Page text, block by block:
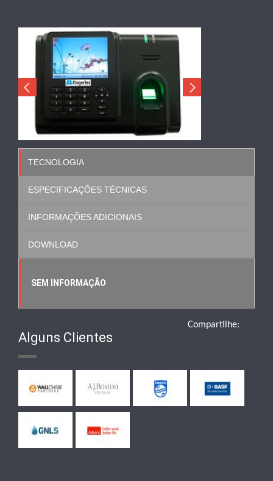
TECNOLOGIA
ESPECIFICAÇÕES TÉCNICAS
INFORMAÇÕES ADICIONAIS
DOWNLOAD
SEM INFORMAÇÃO
Compartilhe:
Alguns Clientes